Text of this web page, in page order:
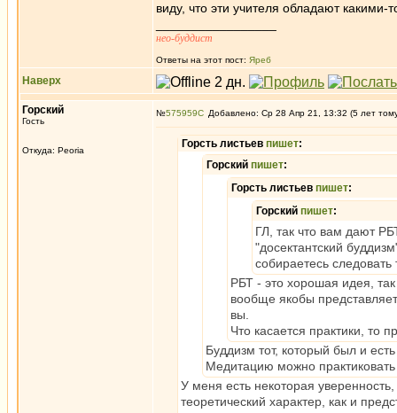
виду, что эти учителя обладают
нео-буддист
Ответы на этот пост: Яреб
Наверх
Горский
Гость
Откуда: Peoria
№575959 Добавлено: Ср 28 Апр 21, 13:32 (5 лет
Горсть листьев пишет:
Горский пишет:
Горсть листьев пишет:
Горский пишет:
ГЛ, так что вам дают
"досектантский
собираетесь
РБТ - это хорошая идея,
вообще якобы
вы.
Что касается практики, то
Буддизм тот, который был и
Медитацию можно
У меня есть некоторая
теоретический характер, как и